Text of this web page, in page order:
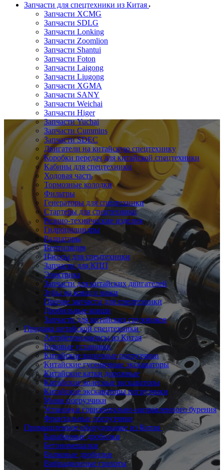
Запчасти для спецтехники из Китая
Запчасти XCMG
Запчасти SDLG
Запчасти Lonking
Запчасти Zoomlion
Запчасти Shantui
Запчасти Foton
Запчасти Laigong
Запчасти Liugong
Запчасти XGMA
Запчасти SANY
Запчасти Weichai
Запчасти Higer
Запчасти Yuchai
Запчасти Cummins
Запчасти SDEC
Двигатели на китайскую спецтехнику
Коробки передач для китайской спецтехники
Кабины для спецтехники
Ходовая часть
Тормозные колодки
Фильтры
Генераторы для спецтехники
Стартеры для спецтехники
Резино-технические изделия
Гидроцилиндры
Радиаторы
Вентиляция
Насосы для спецтехники
Запчасти для КПП
Электрика
Запчасти для китайских двигателей
Зубы на ковш и ножи
Прочие запчасти для спецтехники
Дробильные ковши
Запчасти для китайских грузовиков
Продажа китайской спецтехники
Автобетононасосы из Китая
Буровые установки
Китайские вилочные погрузчики
Китайские гусеничные экскаваторы
Китайские катки дорожные
Китайские колесные экскаваторы
Китайские экскаваторы погрузчики
Мини погрузчики
Установки горизонтально-направленного бурения
Фронтальные погрузчики
Промышленное оборудование из Китая
Барабанные дробилки
Бетономешалки
Валковые дробилки
Вибрационные грохоты